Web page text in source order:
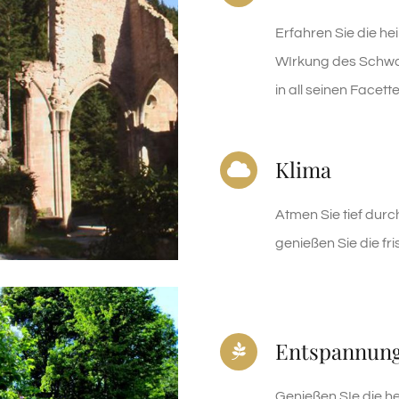
Erfahren Sie die
WIrkung des
in all seinen
Klima
Atmen Sie tief
genießen Sie die
Genießen SIe die